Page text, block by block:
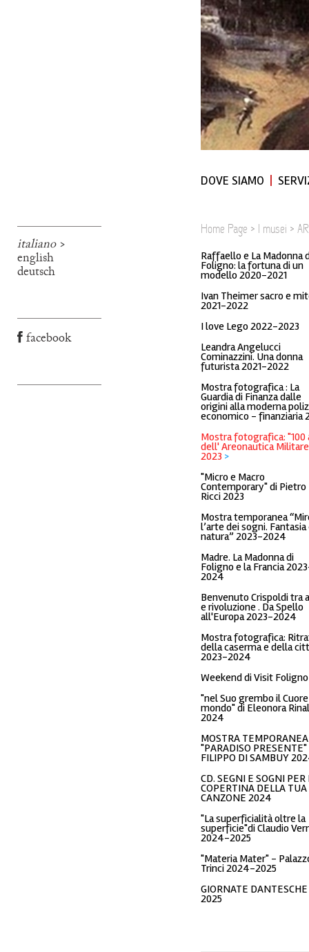
italiano>
english
deutsch
facebook
DOVE SIAMO
Home Page > I musei >
Raffaello e La Madonna
Foligno: la fortuna di un
modello 2020-2021
Ivan Theimer sacro e
2021-2022
I love Lego 2022-2023
Leandra Angelucci
Cominazzini. Una donna
futurista 2021-2022
Mostra fotografica : La
Guardia di Finanza dalle
origini alla moderna
economico - finanziaria
Mostra fotografica: "100
dell' Areonautica
2023 >
"Micro e Macro
Contemporary" di Pietro
Ricci 2023
Mostra temporanea
l’arte dei sogni. Fantasia
natura” 2023-2024
Madre. La Madonna di
Foligno e la Francia
2024
Benvenuto Crispoldi tra
e rivoluzione . Da Spello
all'Europa 2023-2024
Mostra fotografica:
della caserma e della
2023-2024
Weekend di Visit Foligno
"nel Suo grembo il
mondo" di Eleonora
2024
MOSTRA TEMPORANEA
"PARADISO
FILIPPO DI SAMBUY
CD. SEGNI E SOGNI PER
COPERTINA DELLA TUA
CANZONE 2024
"La superficialità oltre la
superficie"di Claudio
2024-2025
"Materia Mater" -
Trinci 2024-2025
GIORNATE DANTESCHE
2025